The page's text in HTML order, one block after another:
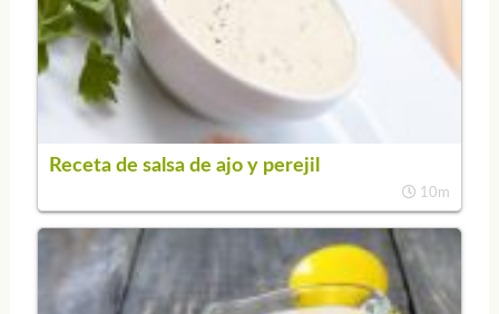
Receta de salsa de ajo y perejil
10m